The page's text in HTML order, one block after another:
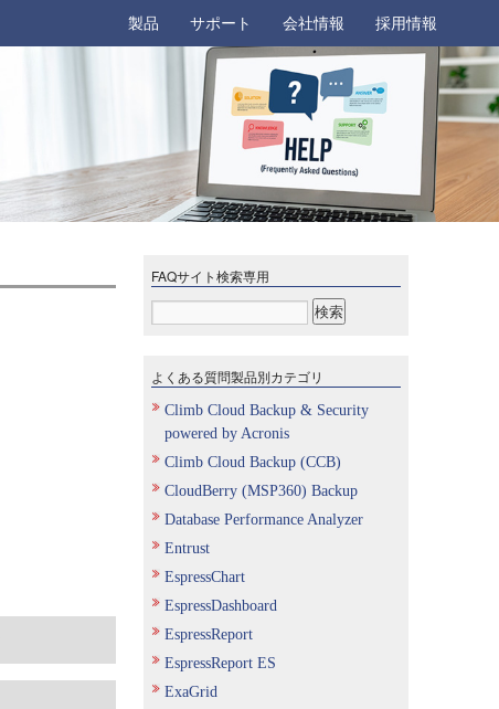
製品 サポート 会社情報 採用情報
FAQサイト検索専用
よくある質問製品別カテゴリ
Climb Cloud Backup & Security
powered by Acronis
Climb Cloud Backup (CCB)
CloudBerry (MSP360) Backup
Database Performance Analyzer
Entrust
EspressChart
EspressDashboard
EspressReport
EspressReport ES
ExaGrid